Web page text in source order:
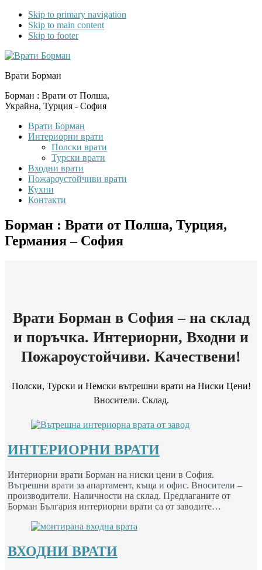
Skip to primary navigation
Skip to main content
Skip to footer
Врати Борман
Борман : Врати от Полша,
Украйна, Турция - София
Врати Борман
Интериорни врати
Полски врати
Турски врати
Входни врати
Пожароустойчиви врати
Кухни
Контакти
Борман : Врати от Полша, Турция,
Германия – София
Врати Борман в София – на склад
и поръчка. Интериорни, Входни и
Пожароустойчиви. Качествени!
Полски, Турски и Немски вътрешни врати на Ниски Цени!
Вносители. Склад.
ИНТЕРИОРНИ ВРАТИ
Интериорни врати Борман на ниски цени в София.
Вътрешни врати за апартамент, къща и офис. Вносители –
производители. Наличности на склад. Предлаганите от
Борман България интериорни врати са от заводите…
ВХОДНИ ВРАТИ